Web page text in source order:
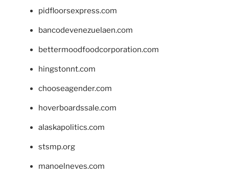
pidfloorsexpress.com
bancodevenezuelaen.com
bettermoodfoodcorporation.com
hingstonnt.com
chooseagender.com
hoverboardssale.com
alaskapolitics.com
stsmp.org
manoelneves.com